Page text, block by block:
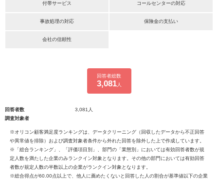
付帯サービス コールセンターの対応
事故処理の対応 保険金の支払い
会社の信頼性
回答者総数
3,081人
回答者数
3,081人
調査対象者
※オリコン顧客満足度ランキングは、データクリーニング（回収したデータから不正回答
や異常値を排除）および調査対象者条件から外れた回答を除外した上で作成しています。
※「総合ランキング」、「評価項目別」、部門の「業態別」においては有効回答者数が規
定人数を満たした企業のみランクイン対象となります。その他の部門においては有効回答
者数が規定人数の半数以上の企業がランクイン対象となります。
※総合得点が60.00点以上で、他人に薦めたくないと回答した人の割合が基準値以下の企業